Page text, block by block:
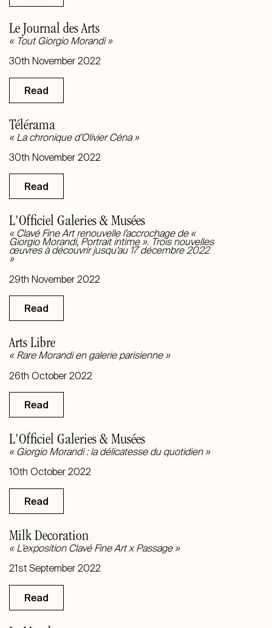
Le Journal des Arts
« Tout Giorgio Morandi »
30th November 2022
Read
Télérama
« La chronique d’Olivier Céna »
30th November 2022
Read
L'Officiel Galeries & Musées
« Clavé Fine Art renouvelle l’accrochage de «
Giorgio Morandi, Portrait intime ». Trois nouvelles
œuvres à découvrir jusqu’au 17 décembre 2022
»
29th November 2022
Read
Arts Libre
« Rare Morandi en galerie parisienne »
26th October 2022
Read
L'Officiel Galeries & Musées
« Giorgio Morandi : la délicatesse du quotidien »
10th October 2022
Read
Milk Decoration
« L’exposition Clavé Fine Art x Passage »
21st September 2022
Read